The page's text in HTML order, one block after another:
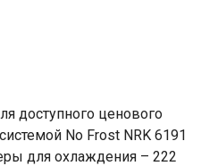
доступного ценового
No Frost NRK 6191
для охлаждения – 222